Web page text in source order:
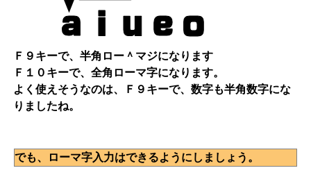
Ｆ９キーで、半角ロー＾マジになります
Ｆ１０キーで、全角ローマ字になります。
よく使えそうなのは、Ｆ９キーで、数字も半角数字にな
りましたね。
でも、ローマ字入力はできるようにしましょう。